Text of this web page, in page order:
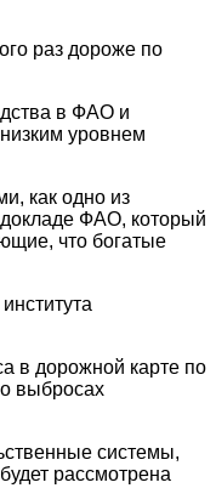
раз дороже по
в ФАО и
уровнем
как одно из
ФАО, который
что богатые
в дорожной карте по
выбросах
системы,
рассмотрена